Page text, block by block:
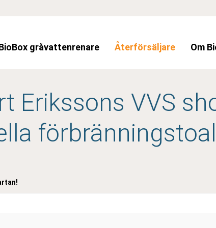
gråvattenrenare Återförsäljare Om
Erikssons VVS